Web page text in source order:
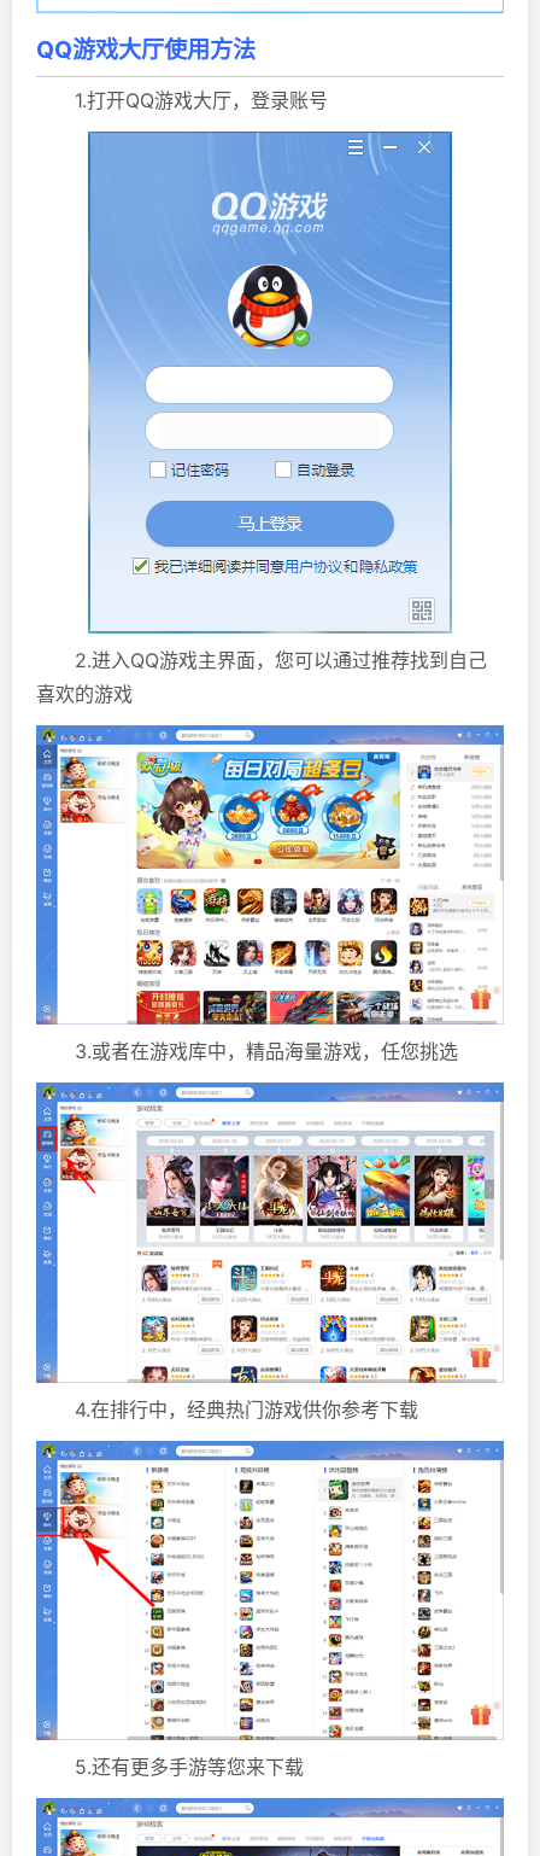
QQ游戏大厅使用方法
1.打开QQ游戏大厅，登录账号
2.进入QQ游戏主界面，您可以通过推荐找到自己
喜欢的游戏
3.或者在游戏库中，精品海量游戏，任您挑选
4.在排行中，经典热门游戏供你参考下载
5.还有更多手游等您来下载